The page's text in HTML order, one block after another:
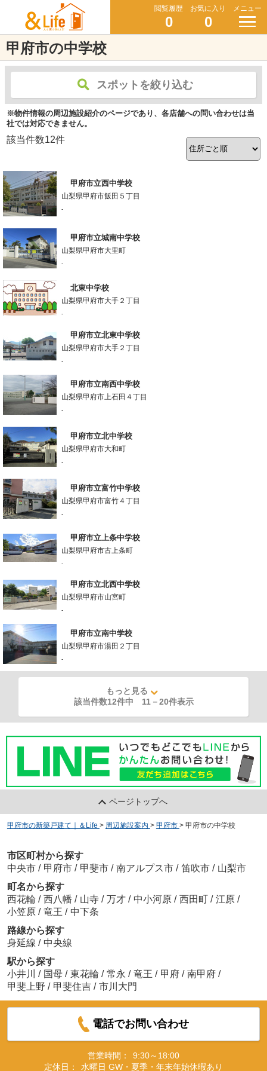
閲覧履歴
0
お気に入り
0
メニュー
甲府市の中学校
スポットを絞り込む
※物件情報の周辺施設紹介のページであり、各店舗への問い合わせは当
社では対応できません。
該当件数12件
甲府市立西中学校
山梨県甲府市飯田５丁目
-
甲府市立城南中学校
山梨県甲府市大里町
-
北東中学校
山梨県甲府市大手２丁目
-
甲府市立北東中学校
山梨県甲府市大手２丁目
-
甲府市立南西中学校
山梨県甲府市上石田４丁目
-
甲府市立北中学校
山梨県甲府市大和町
-
甲府市立富竹中学校
山梨県甲府市富竹４丁目
-
甲府市立上条中学校
山梨県甲府市古上条町
-
甲府市立北西中学校
山梨県甲府市山宮町
-
甲府市立南中学校
山梨県甲府市湯田２丁目
-
もっと見る
該当件数12件中 11 －20件表示
ページトップへ
甲府市の新築戸建て｜＆Life > 周辺施設案内 > 甲府市 > 甲府市の中学校
市区町村から探す
中央市 / 甲府市 / 甲斐市 / 南アルプス市 / 笛吹市 / 山梨市
町名から探す
西花輪 / 西八幡 / 山寺 / 万才 / 中小河原 / 西田町 / 江原 /
小笠原 / 竜王 / 中下条
路線から探す
身延線 / 中央線
駅から探す
小井川
/ 国母 / 東花輪 / 常永 / 竜王 / 甲府 / 南甲府 /
甲斐上野 / 甲斐住吉 / 市川大門
電話でお問い合わせ
営業時間：
9:30～18:00
定休日：
水曜日 GW・夏季・年末年始休暇あり